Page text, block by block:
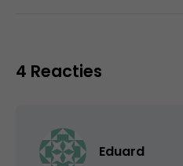
4 Reacties
Eduard